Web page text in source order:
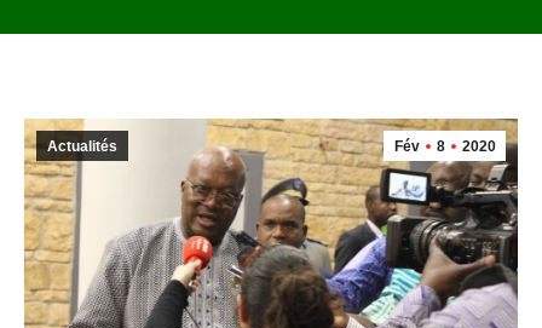
Fév 8 2020
Actualités